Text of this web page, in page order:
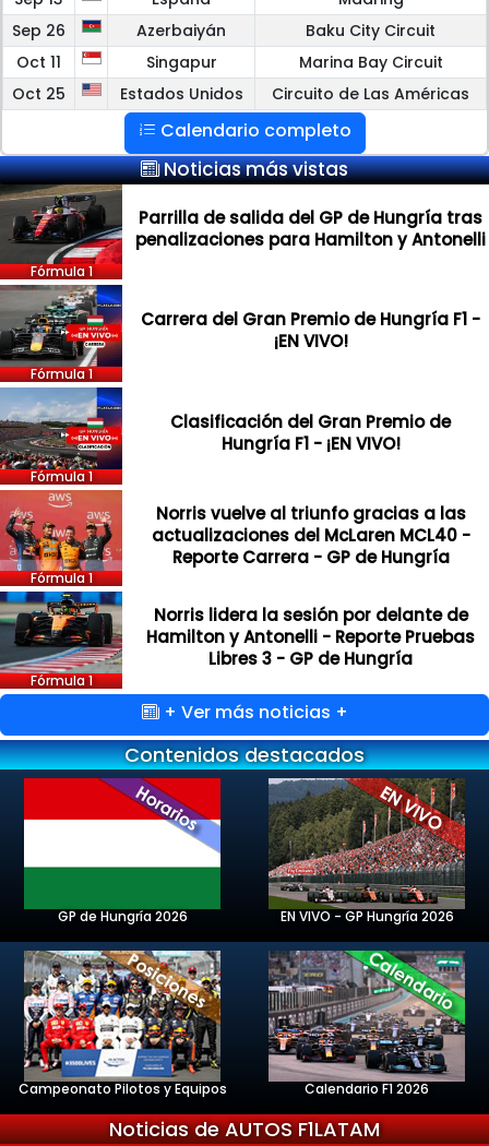
Sep 26
Azerbaiyán
Baku City Circuit
Oct 11
Singapur
Marina Bay Circuit
Oct 25
Estados Unidos Circuito de Las Américas
Calendario completo
Noticias más vistas
Fórmula 1
Parrilla de salida del GP de Hungría tras
penalizaciones para Hamilton y Antonelli
Fórmula 1
Carrera del Gran Premio de Hungría F1 -
¡EN VIVO!
Fórmula 1
Clasificación del Gran Premio de
Hungría F1 - ¡EN VIVO!
Fórmula 1
Norris vuelve al triunfo gracias a las
actualizaciones del McLaren MCL40 -
Reporte Carrera - GP de Hungría
Fórmula 1
Norris lidera la sesión por delante de
Hamilton y Antonelli - Reporte Pruebas
Libres 3 - GP de Hungría
+ Ver más noticias +
Contenidos destacados
GP de Hungría 2026 EN VIVO - GP Hungría 2026
Campeonato Pilotos y Equipos Calendario F1 2026
Noticias de AUTOS F1LATAM